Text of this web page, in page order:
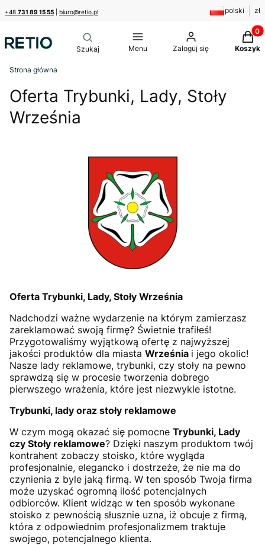
+48 731 89 15 55 biuro@retio.pl polski zł
Menu Zaloguj się Koszyk
Strona główna
Oferta Trybunki, Lady, Stoły
Września
Oferta Trybunki, Lady, Stoły Września
Nadchodzi ważne wydarzenie na którym zamierzasz
zareklamować swoją firmę? Świetnie trafiłeś!
Przygotowaliśmy wyjątkową ofertę z najwyższej
jakości produktów dla miasta Września i jego okolic!
Nasze lady reklamowe, trybunki, czy stoły na pewno
sprawdzą się w procesie tworzenia dobrego
pierwszego wrażenia, które jest niezwykle istotne.
Trybunki, lady oraz stoły reklamowe
W czym mogą okazać się pomocne Trybunki, Lady
czy Stoły reklamowe? Dzięki naszym produktom twój
kontrahent zobaczy stoisko, które wygląda
profesjonalnie, elegancko i dostrzeże, że nie ma do
czynienia z byle jaką firmą. W ten sposób Twoja firma
może uzyskać ogromną ilość potencjalnych
odbiorców. Klient widząc w ten sposób wykonane
stoisko z pewnością słusznie uzna, iż obcuje z firmą,
która z odpowiednim profesjonalizmem traktuje
swojego, potencjalnego klienta.